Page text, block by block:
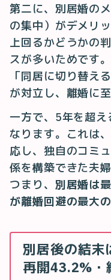
第二に、別居婚の
の集中）がデメリ
上回るかどうかの
スが多いためです
「同居に切り替え
が対立し、離婚に
一方で、5年を超
なります。これは
応し、独自のコミ
係を構築できた夫
つまり、 別居婚は
が離婚回避の最大
別居後の結末
再開43.2%・